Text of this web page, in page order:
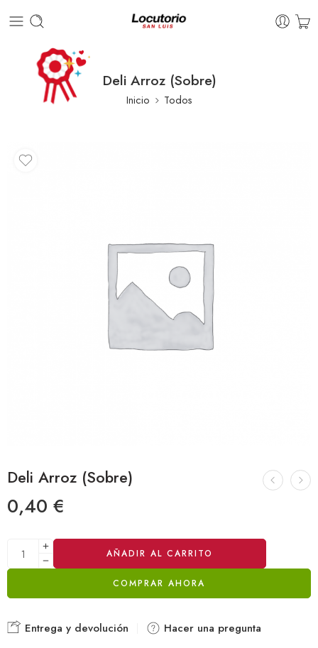
Deli Arroz (Sobre)
Inicio Todos
Deli Arroz (Sobre)
0,40 €
AÑADIR AL CARRITO
COMPRAR AHORA
Alternative:
Entrega y devolución Hacer una pregunta